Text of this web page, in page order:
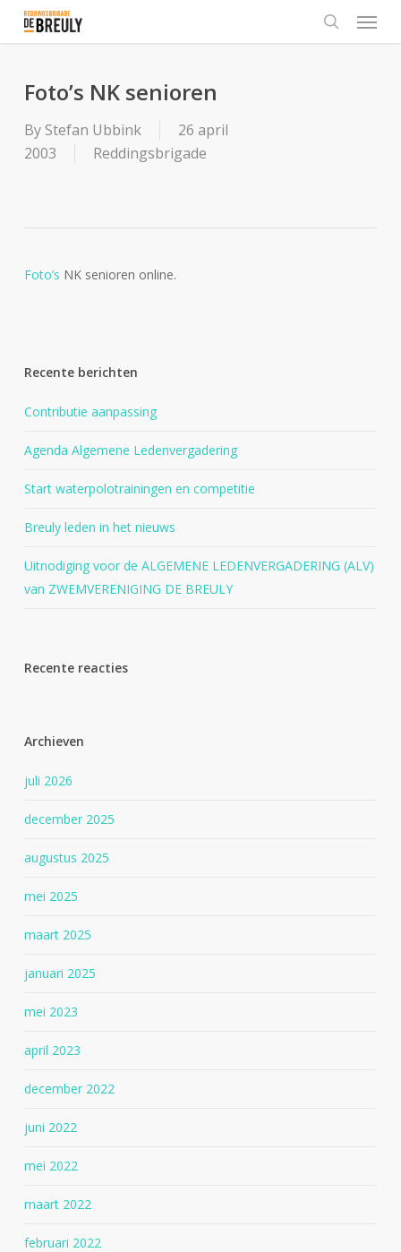
search
Menu
Foto’s NK senioren
By Stefan Ubbink
26 april
2003
Reddingsbrigade
Foto’s NK senioren online.
Recente berichten
Contributie aanpassing
Agenda Algemene Ledenvergadering
Start waterpolotrainingen en competitie
Breuly leden in het nieuws
Uitnodiging voor de ALGEMENE LEDENVERGADERING (ALV)
van ZWEMVERENIGING DE BREULY
Recente reacties
Archieven
juli 2026
december 2025
augustus 2025
mei 2025
maart 2025
januari 2025
mei 2023
april 2023
december 2022
juni 2022
mei 2022
maart 2022
februari 2022